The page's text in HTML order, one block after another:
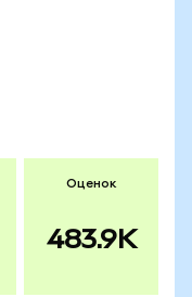
Оценок
483.9K